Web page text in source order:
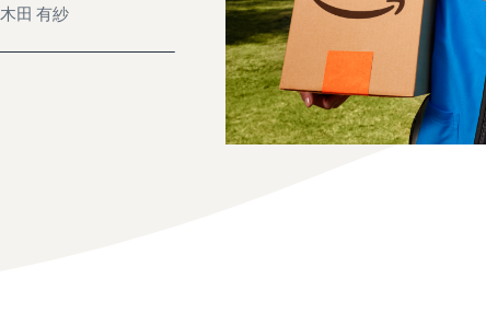
フルフィルメント by Amazon(FBA)
配送・返品・カスタマーサービスを代行
タイムセールを活用した販売強化
その他プログラムを見る
コンサルティングサービス
専任コンサルタントがビジネス拡大をサポート
すべてのプログラムを見る
配送代行サービスとは？
配送・返品・カスタマー対応を外注する方法
ドロップシッピングとは？
外部配送を活用した販売形態の説明
木田 有紗